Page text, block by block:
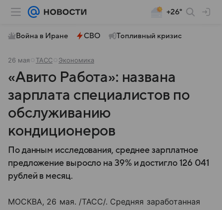
+26°
Война в Иране СВО Топливный кризис
26 мая ТАСС Экономика
«Авито Работа»: названа
зарплата специалистов по
обслуживанию
кондиционеров
По данным исследования, среднее зарплатное
предложение выросло на 39% и достигло 126 041
рублей в месяц.
МОСКВА, 26 мая. /ТАСС/. Средняя заработанная